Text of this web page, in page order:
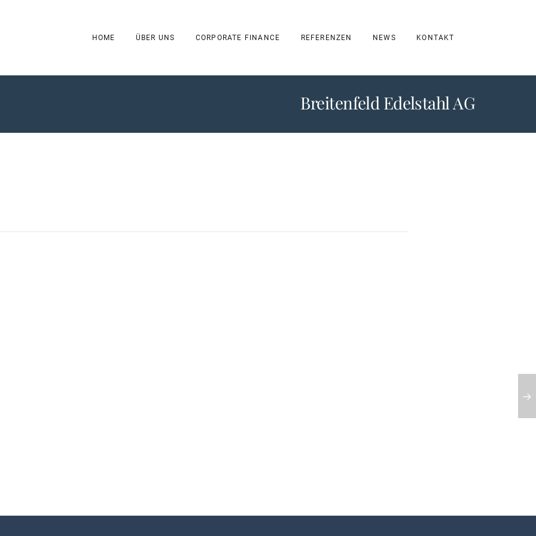
HOME ÜBER UNS CORPORATE FINANCE REFERENZEN NEWS KONTAKT
Breitenfeld Edelstahl AG